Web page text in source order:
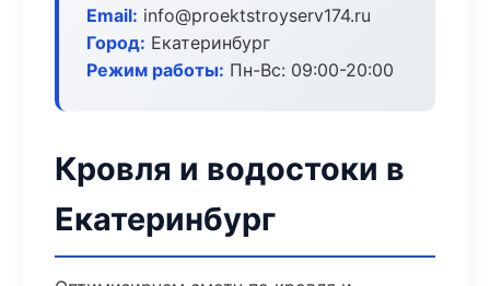
Email: info@proektstroyserv174.ru
Город: Екатеринбург
Режим работы: Пн-Вс: 09:00-20:00
Кровля и водостоки в
Екатеринбург